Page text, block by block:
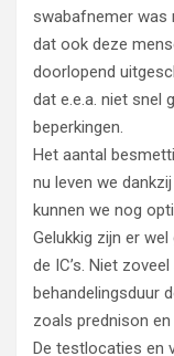
swabafnemer was
dat ook deze
doorlopend
dat e.e.a. niet snel
beperkingen.
Het aantal
nu leven we
kunnen we nog
Gelukkig zijn er
de IC’s. Niet
behandelingsduur
zoals prednison
De testlocaties en